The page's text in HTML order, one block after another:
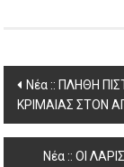
Post
navigation
Νέα :: ΠΛΗΘΗ
ΚΡΙΜΑΙΑΣ ΣΤΟΝ
Νέα :: ΟΙ